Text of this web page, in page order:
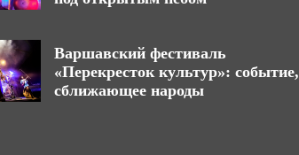
Варшавский фестиваль
«Перекресток культур»: событие,
сближающее народы